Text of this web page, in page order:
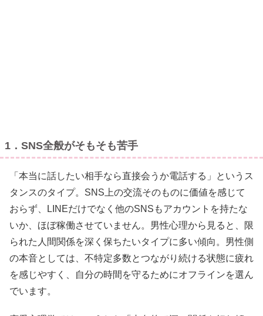
1．SNS全般がそもそも苦手
「本当に話したい相手なら直接会うか電話する」というス
タンスのタイプ。SNS上の交流そのものに価値を感じて
おらず、LINEだけでなく他のSNSもアカウントを持たな
いか、ほぼ稼働させていません。男性心理から見ると、限
られた人間関係を深く保ちたいタイプに多い傾向。男性側
の本音としては、不特定多数とつながり続ける状態に疲れ
を感じやすく、自分の時間を守るためにオフラインを選ん
でいます。